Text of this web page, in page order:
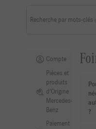
Recherche par mots-clés
Compte
Pièces et
produits
d'Origine
Mercedes-
Benz
Paiement
?